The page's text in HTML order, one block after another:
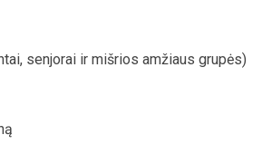
senjorai ir mišrios amžiaus grupės)